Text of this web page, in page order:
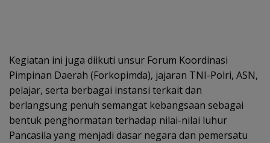
Kegiatan ini juga diikuti unsur Forum Koordinasi
Pimpinan Daerah (Forkopimda), jajaran TNI-Polri, ASN,
pelajar, serta berbagai instansi terkait dan
berlangsung penuh semangat kebangsaan sebagai
bentuk penghormatan terhadap nilai-nilai luhur
Pancasila yang menjadi dasar negara dan pemersatu